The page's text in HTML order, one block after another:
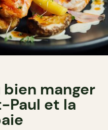
bien manger
Paul et la